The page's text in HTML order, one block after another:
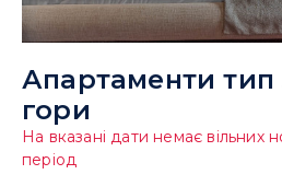
Апартаменти тип
гори
На вказані дати немає вільних
період